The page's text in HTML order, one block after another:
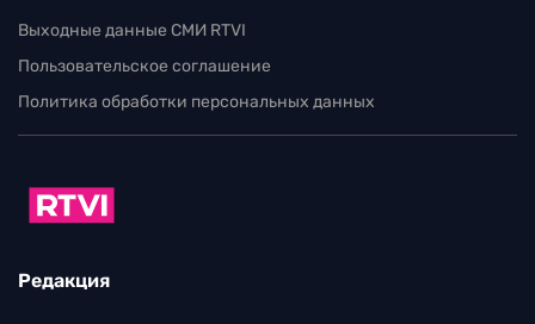
Выходные данные СМИ RTVI
Пользовательское соглашение
Политика обработки персональных данных
Редакция